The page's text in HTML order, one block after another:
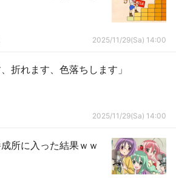
2025/11/29(Sa) 14:00
折れます、色落ちします」
2025/11/29(Sa) 14:00
所に入った結果ｗｗ